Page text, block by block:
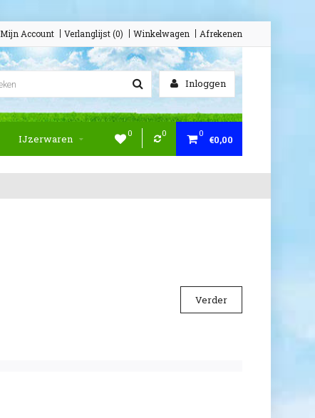
Mijn Account Verlanglijst (0) Winkelwagen Afrekenen
Inloggen
0 0 0
€0,00
IJzerwaren
Verder